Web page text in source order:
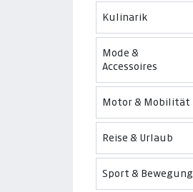
Kulinarik
Mode &
Accessoires
Motor & Mobilität
Reise & Urlaub
Sport & Bewegung